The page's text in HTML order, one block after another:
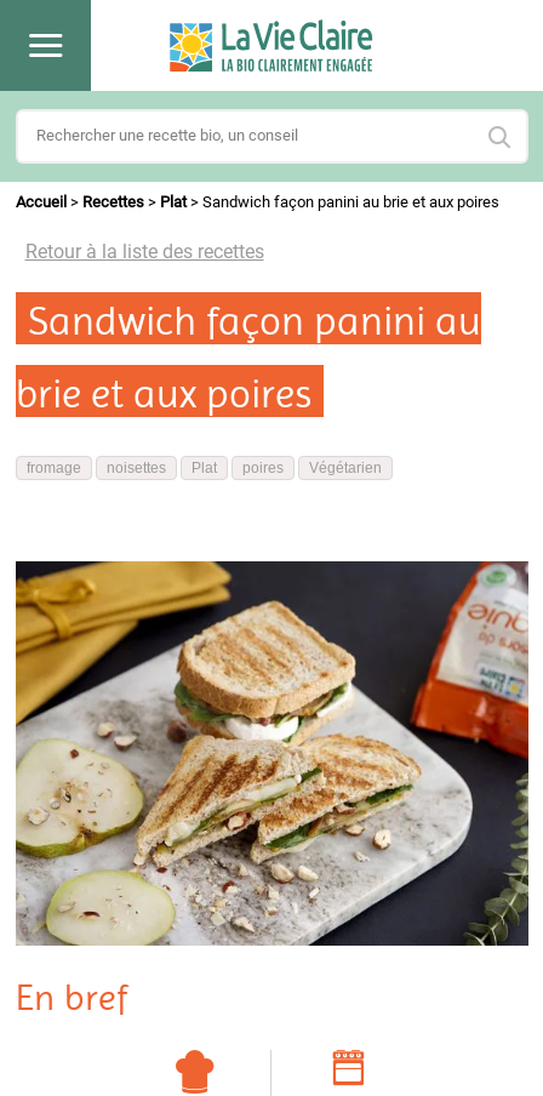
Accueil > Recettes> Plat> Sandwich façon panini au brie et aux poires
Retour à la liste des recettes
Sandwich façon panini au
brie et aux poires
fromage noisettes Plat poires Végétarien
En bref